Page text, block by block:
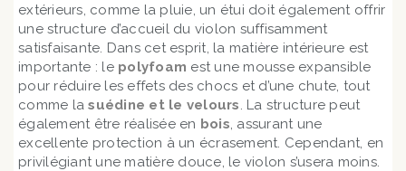
extérieurs, comme la pluie, un étui doit également offrir
une structure d’accueil du violon suffisamment
satisfaisante. Dans cet esprit, la matière intérieure est
importante : le polyfoam est une mousse expansible
pour réduire les effets des chocs et d’une chute, tout
comme lasuédine et le velours. La structure peut
également être réalisée en bois, assurant une
excellente protection à un écrasement. Cependant, en
privilégiant une matière douce, le violon s’usera moins.